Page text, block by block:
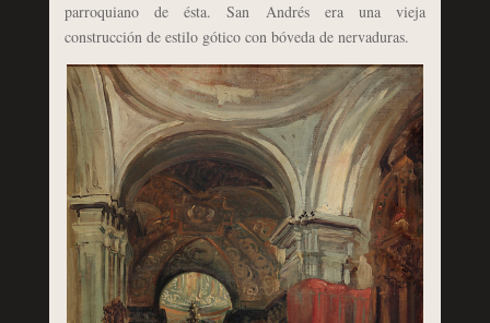
parroquiano de ésta. San Andrés era una vieja
construcción de estilo gótico con bóveda de nervaduras.